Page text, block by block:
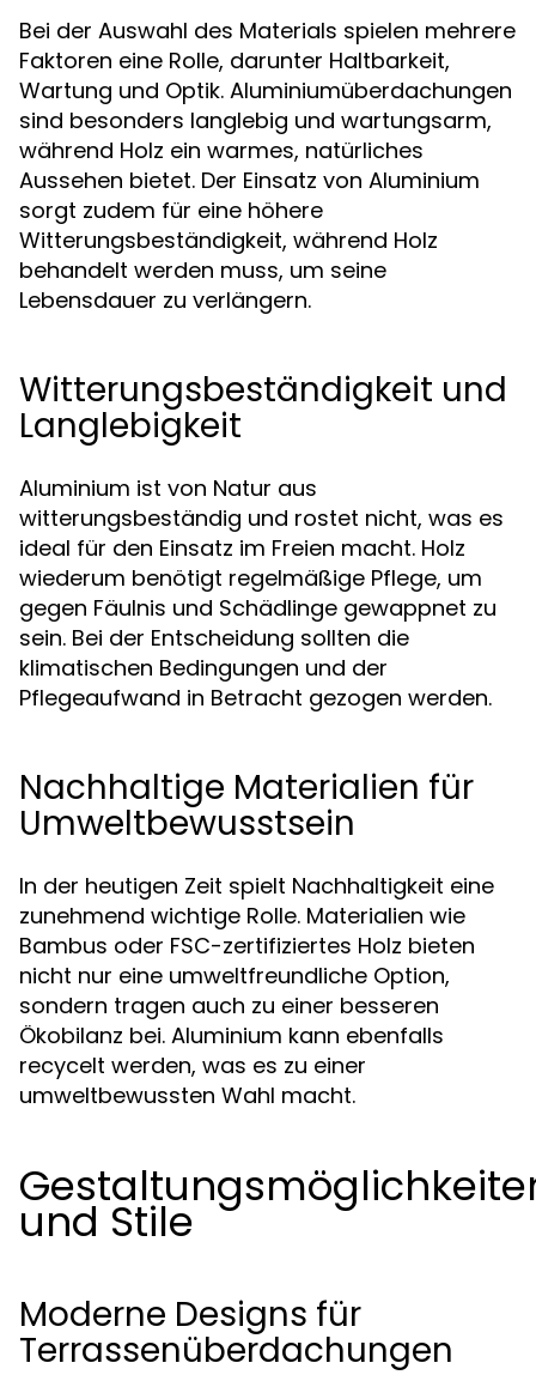
Bei der Auswahl des Materials spielen mehrere
Faktoren eine Rolle, darunter Haltbarkeit,
Wartung und Optik. Aluminiumüberdachungen
sind besonders langlebig und wartungsarm,
während Holz ein warmes, natürliches
Aussehen bietet. Der Einsatz von Aluminium
sorgt zudem für eine höhere
Witterungsbeständigkeit, während Holz
behandelt werden muss, um seine
Lebensdauer zu verlängern.
Witterungsbeständigkeit und
Langlebigkeit
Aluminium ist von Natur aus
witterungsbeständig und rostet nicht, was es
ideal für den Einsatz im Freien macht. Holz
wiederum benötigt regelmäßige Pflege, um
gegen Fäulnis und Schädlinge gewappnet zu
sein. Bei der Entscheidung sollten die
klimatischen Bedingungen und der
Pflegeaufwand in Betracht gezogen werden.
Nachhaltige Materialien für
Umweltbewusstsein
In der heutigen Zeit spielt Nachhaltigkeit eine
zunehmend wichtige Rolle. Materialien wie
Bambus oder FSC-zertifiziertes Holz bieten
nicht nur eine umweltfreundliche Option,
sondern tragen auch zu einer besseren
Ökobilanz bei. Aluminium kann ebenfalls
recycelt werden, was es zu einer
umweltbewussten Wahl macht.
und Stile
Moderne Designs für
Terrassenüberdachungen